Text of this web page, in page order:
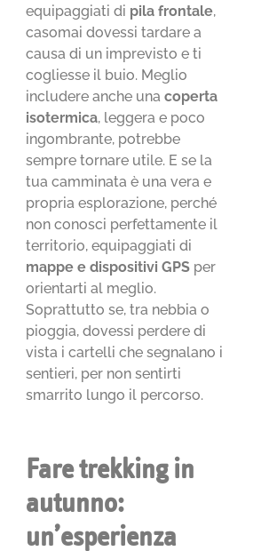
equipaggiati di pila frontale,
casomai dovessi tardare a
causa di un imprevisto e ti
cogliesse il buio. Meglio
includere anche unacoperta
isotermica, leggera e poco
ingombrante, potrebbe
sempre tornare utile. E se la
tua camminata è una vera e
propria esplorazione, perché
non conosci perfettamente il
territorio, equipaggiati di
mappe e dispositivi GPS per
orientarti al meglio.
Soprattutto se, tra nebbia o
pioggia, dovessi perdere di
vista i cartelli che segnalano i
sentieri, per non sentirti
smarrito lungo il percorso.
Fare trekking in
autunno:
un’esperienza